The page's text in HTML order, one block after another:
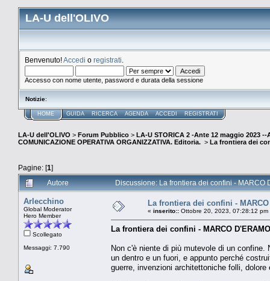
LA-U dell'OLIVO
Benvenuto!Accedi o registrati
Accesso con nome utente, password e durata della sessione
Notizie:
HOME GUIDA RICERCA AGENDA ACCEDI REGISTRATI
LA-U dell'OLIVO > Forum Pubblico > LA-U STORICA 2 -Ante 12 maggio 2023 --
COMUNICAZIONE OPERATIVA ORGANIZZATIVA. Editoria. > La frontiera dei
Pagine: [1]
Autore
Discussione: La frontiera dei confini - MARCO
Arlecchino
Global Moderator
Hero Member
Scollegato
Messaggi: 7.790
La frontiera dei confini - MARCO
« inserito:: Ottobre 20, 2023, 07:28:12 pm
La frontiera dei confini - MARCO D'ERAMO
Non c'è niente di più mutevole di un
un dentro e un fuori, e appunto perché
guerre, invenzioni architettoniche folli, dolore